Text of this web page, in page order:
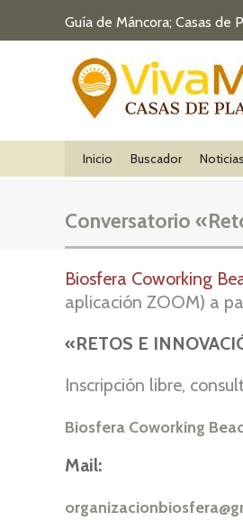
Guía de Máncora; Casas de
Inicio Buscador Noticias
Conversatorio
Biosfera Coworking
aplicación ZOOM) a
«RETOS E
Inscripción libre,
Biosfera Coworking
Mail: